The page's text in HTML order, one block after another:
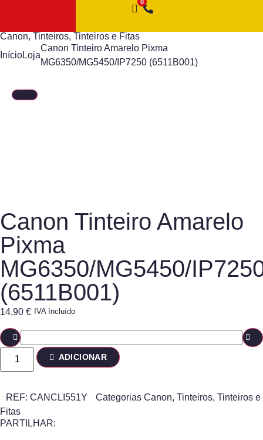
Canon, Tinteiros, Tinteiros e Fitas
InícioLoja
Canon Tinteiro Amarelo Pixma
MG6350/MG5450/IP7250 (6511B001)
Canon Tinteiro Amarelo
Pixma
MG6350/MG5450/
(6511B001)
14,90 € IVA Incluído
ADICIONAR
REF: CANCLI551Y Categorias Canon, Tinteiros, Tinteiros e
Fitas
PARTILHAR: